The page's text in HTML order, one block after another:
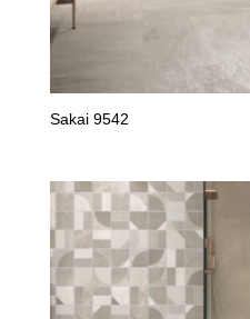
Sakai 9542